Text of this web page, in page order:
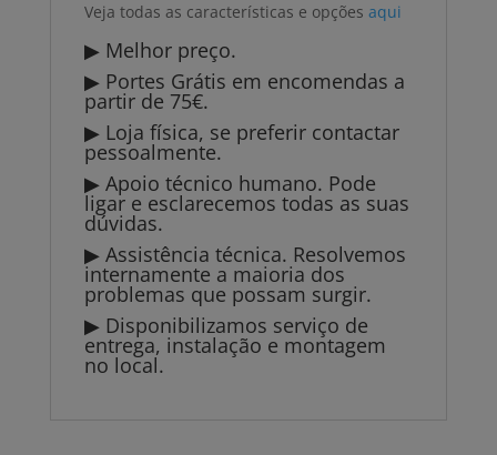
Veja todas as características e opções aqui
▶ Melhor preço.
▶ Portes Grátis em encomendas a
partir de 75€.
▶ Loja física, se preferir contactar
pessoalmente.
▶ Apoio técnico humano. Pode
ligar e esclarecemos todas as suas
dúvidas.
▶ Assistência técnica. Resolvemos
internamente a maioria dos
problemas que possam surgir.
▶ Disponibilizamos serviço de
entrega, instalação e montagem
no local.